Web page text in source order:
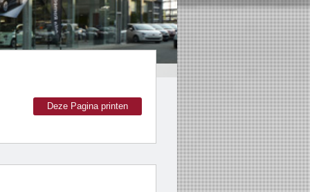
Deze Pagina printen